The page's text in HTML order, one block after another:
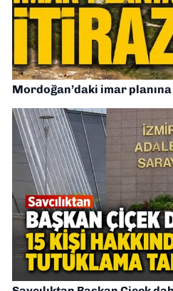
Mordoğan’daki imar